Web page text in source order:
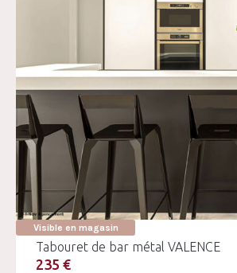
Visible en magasin
Tabouret de bar métal VALENCE
235 €